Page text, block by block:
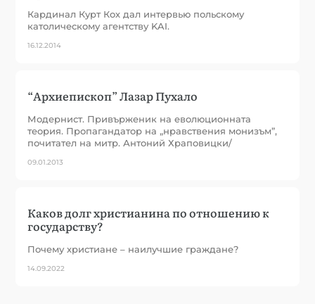
Кардинал Курт Кох дал интервью польскому
католическому агентству KAI.
16.12.2014
“Архиепископ” Лазар Пухало
Модернист. Привърженик на еволюционната
теория. Пропагандатор на „нравствения монизъм”,
почитател на митр. Антоний Храповицки/
09.01.2013
Каков долг христианина по отношению к
государству?
Почему христиане – наилучшие граждане?
14.09.2022